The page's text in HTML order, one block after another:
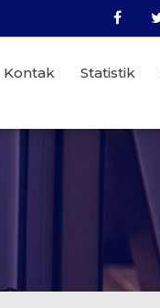
Kontak Statistik